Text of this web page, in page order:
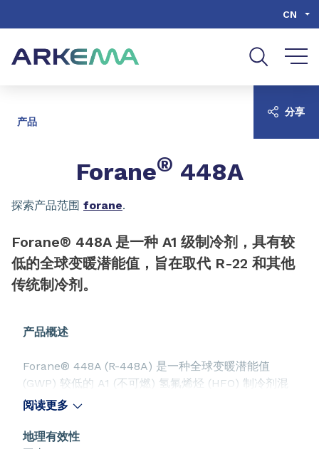
CN
产品
Forane® 448A
探索产品范围 forane.
Forane® 448A 是一种 A1 级制冷剂，具有较
低的全球变暖潜能值，旨在取代 R-22 和其他
传统制冷剂。
产品概述
Forane® 448A (R-448A) 是一种全球变暖潜能值
(GWP) 较低的 A1 (不可燃) 氢氟烯烃 (HFO) 制冷剂混
合物，旨在替代 R-404A、R-507A、R-22 和 R-407
阅读更多
地理有效性
分享